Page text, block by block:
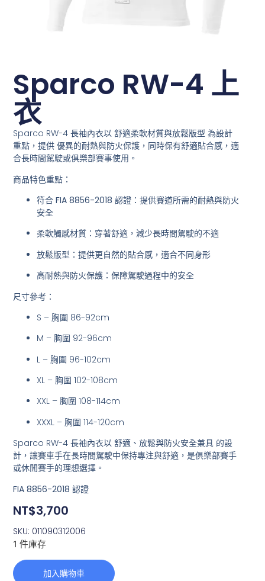
Sparco RW-4 上
衣
Sparco RW-4 長袖內衣以舒適柔軟材質與放鬆版型 為設計
重點，提供優異的耐熱與防火保護 ，同時保有舒適貼合感，適
合長時間駕駛或俱樂部賽事使用。
商品特色重點：
符合 FIA 8856-2018 認證 ：提供賽道所需的耐熱與防火
安全
柔軟觸感材質 ：穿著舒適，減少長時間駕駛的不適
放鬆版型 ：提供更自然的貼合感，適合不同身形
高耐熱與防火保護 ：保障駕駛過程中的安全
尺寸參考：
S – 胸圍 86-92cm
M – 胸圍 92-96cm
L – 胸圍 96-102cm
XL – 胸圍 102-108cm
XXL – 胸圍 108-114cm
XXXL – 胸圍 114-120cm
Sparco RW-4 長袖內衣以舒適、放鬆與防火安全兼具 的設
計，讓賽車手在長時間駕駛中保持專注與舒適，是俱樂部賽手
或休閒賽手的理想選擇。
FIA 8856-2018 認證
NT$3,700
SKU: 011090312006
1 件庫存
加入購物車